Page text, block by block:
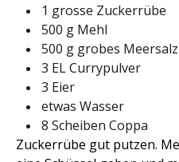
1 grosse Zuckerrübe
500 g Mehl
500 g grobes Meersalz
3 EL Currypulver
3 Eier
etwas Wasser
8 Scheiben Coppa
Zuckerrübe gut putzen.